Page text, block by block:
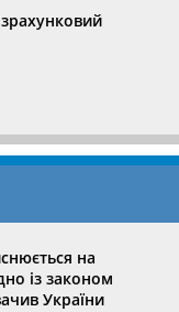
на
із законом
України